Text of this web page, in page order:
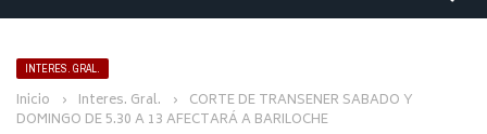
INTERES. GRAL.
Inicio › Interes. Gral. › CORTE DE TRANSENER SABADO Y
DOMINGO DE 5.30 A 13 AFECTARÁ A BARILOCHE